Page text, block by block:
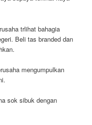
trlihat bahagia
Beli tas branded dan
mengumpulkan
sok sibuk dengan